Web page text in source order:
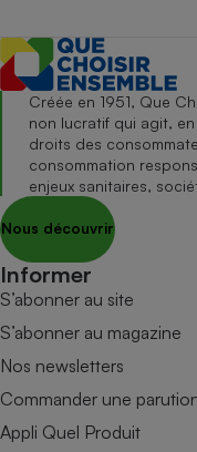
Créée en 1951, Que
non lucratif qui agit,
droits des
consommation
enjeux sanitaires,
Nous découvrir
Informer
S’abonner au site
S’abonner au magazine
Nos newsletters
Commander une
Appli Quel Produit